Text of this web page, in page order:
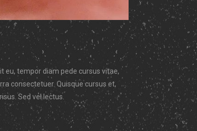
eu, tempor diam pede cursus vitae,
consectetuer. Quisque cursus et,
Sed vel lectus.